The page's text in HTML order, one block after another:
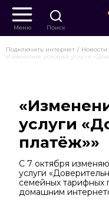
Меню Поиск
Подключить интернет Новости
Изменение условий услуги
услуги
платёж»»
С 7 октября
услуги
семейных тарифных
домашним